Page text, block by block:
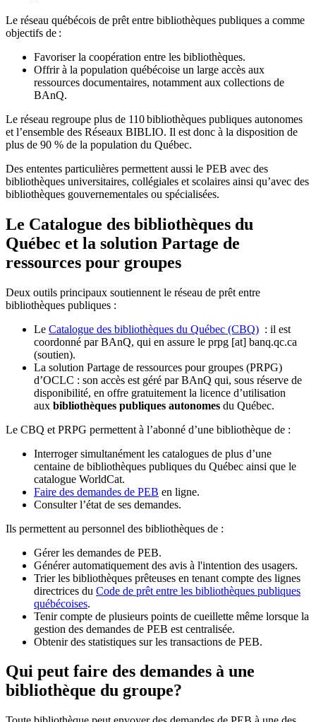
Le réseau québécois de prêt entre bibliothèques publiques a comme
objectifs de :
Favoriser la coopération entre les bibliothèques.
Offrir à la population québécoise un large accès aux
ressources documentaires, notamment aux collections de
BAnQ.
Le réseau regroupe plus de 110bibliothèques publiques autonomes
et l’ensemble des Réseaux BIBLIO. Il est donc à la disposition de
plus de 90 % de la population du Québec.
Des ententes particulières permettent aussi le PEB avec des
bibliothèques universitaires, collégiales et scolaires ainsi qu’avec des
bibliothèques gouvernementales ou spécialisées.
Le Catalogue des bibliothèques du
Québec et la solution Partage de
ressources pour groupes
Deux outils principaux soutiennent le réseau de prêt entre
bibliothèques publiques :
Le Catalogue des bibliothèques du Québec (CBQ) : il est
coordonné par BAnQ, qui en assure le prpg [at] banq.qc.ca
(soutien).
La solution Partage de ressources pour groupes (PRPG)
d’OCLC : son accès est géré par BAnQ qui, sous réserve de
disponibilité, en offre gratuitement la licence d’utilisation
aux bibliothèques publiques autonomes du Québec.
Le CBQ et PRPG permettent à l’abonné d’une bibliothèque de :
Interroger simultanément les catalogues de plus d’une
centaine de bibliothèques publiques du Québec ainsi que le
catalogue WorldCat.
Faire des demandes de PEB en ligne.
Consulter l’état de ses demandes.
Ils permettent au personnel des bibliothèques de :
Gérer les demandes de PEB.
Générer automatiquement des avis à l'intention des usagers.
Trier les bibliothèques prêteuses en tenant compte des lignes
directrices du Code de prêt entre les bibliothèques publiques
québécoises.
Tenir compte de plusieurs points de cueillette même lorsque la
gestion des demandes de PEB est centralisée.
Obtenir des statistiques sur les transactions de PEB.
Qui peut faire des demandes à une
bibliothèque du groupe?